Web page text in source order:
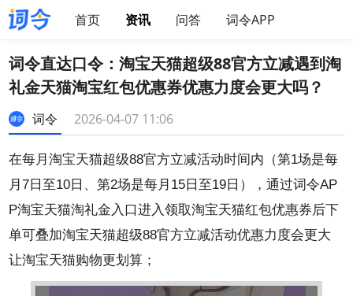
首页 资讯 问答 词令APP
词令直达口令：淘宝天猫超级88官方立减遇到淘
礼金天猫淘宝红包优惠券优惠力度会更大吗？
词令 2026-04-07 11:06
在每月淘宝天猫超级88官方立减活动时间内（第1场是每
月7日至10日、第2场是每月15日至19日），通过词令AP
P淘宝天猫淘礼金入口进入领取淘宝天猫红包优惠券后下
单可叠加淘宝天猫超级88官方立减活动优惠力度会更大
让淘宝天猫购物更划算；